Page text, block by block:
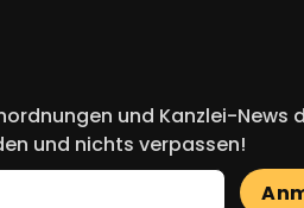
und Kanzlei-News
und nichts verpassen!